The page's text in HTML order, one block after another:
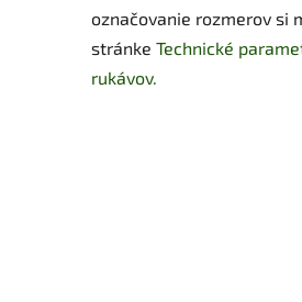
označovanie rozmerov si
stránke Technické
rukávov.